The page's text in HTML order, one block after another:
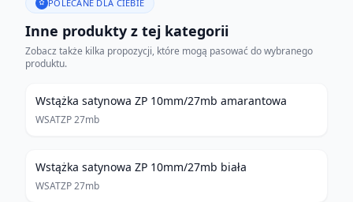
POLECANE DLA CIEBIE
Inne produkty z tej kategorii
Zobacz także kilka propozycji, które mogą pasować do wybranego
produktu.
Wstążka satynowa ZP 10mm/27mb amarantowa
WSATZP 27mb
Wstążka satynowa ZP 10mm/27mb biała
WSATZP 27mb